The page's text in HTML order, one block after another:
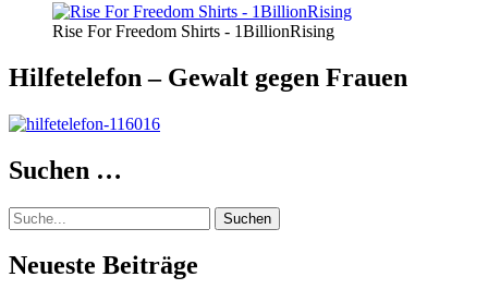
Rise For Freedom Shirts - 1BillionRising
Hilfetelefon – Gewalt gegen Frauen
Suchen …
Suche
Neueste Beiträge